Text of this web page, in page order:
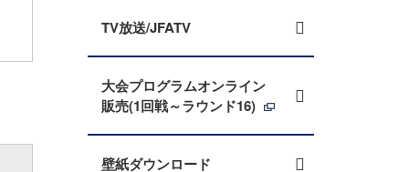
TV放送/JFATV
大会プログラムオンライン
販売(1回戦～ラウンド16)
壁紙ダウンロード